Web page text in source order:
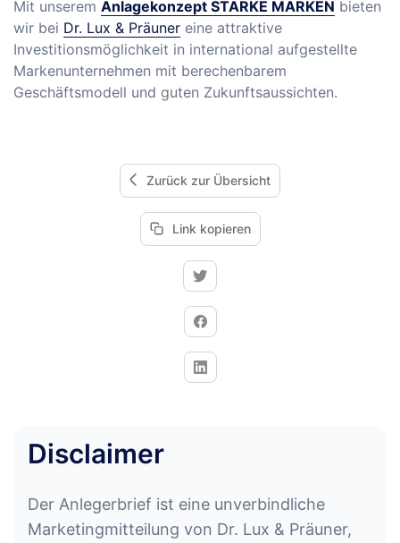
Mit unserem Anlagekonzept STARKE MARKEN bieten
wir bei Dr. Lux & Präuner eine attraktive
Investitionsmöglichkeit in international aufgestellte
Markenunternehmen mit berechenbarem
Geschäftsmodell und guten Zukunftsaussichten.
Zurück zur Übersicht
Link kopieren
Disclaimer
Der Anlegerbrief ist eine unverbindliche
Marketingmitteilung von Dr. Lux & Präuner,